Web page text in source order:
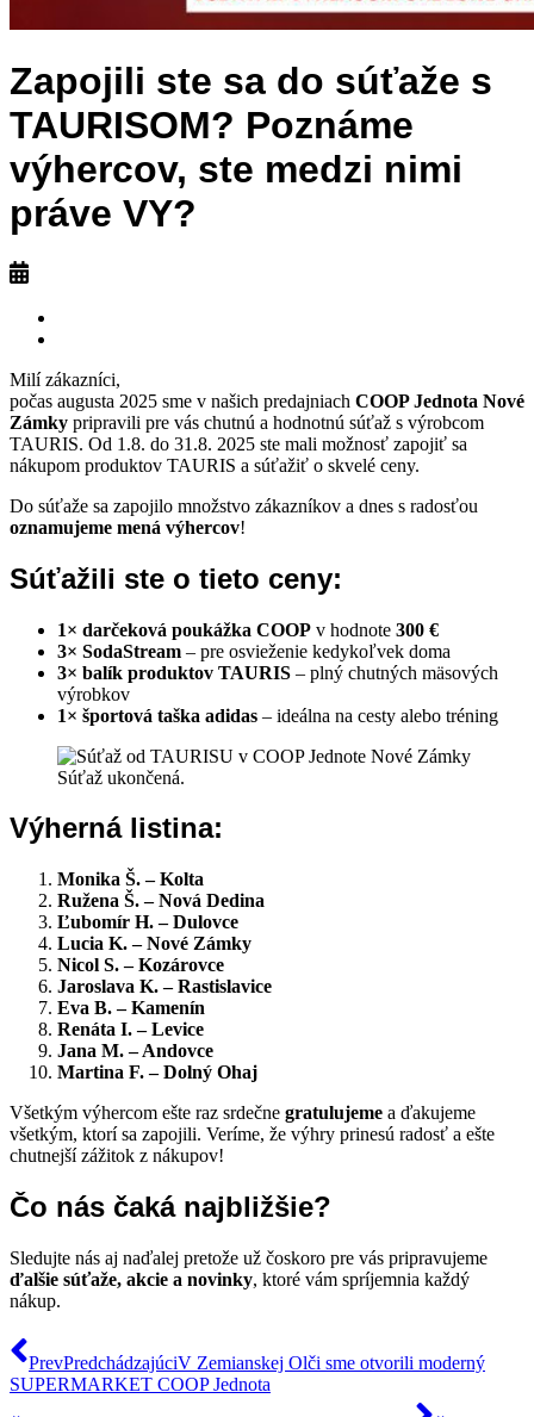
Zapojili ste sa do súťaže s
TAURISOM? Poznáme
výhercov, ste medzi nimi
práve VY?
Milí zákazníci,
počas augusta 2025 sme v našich predajniach COOP Jednota Nové
Zámky pripravili pre vás chutnú a hodnotnú súťaž s výrobcom
TAURIS. Od 1.8. do 31.8. 2025 ste mali možnosť zapojiť sa
nákupom produktov TAURIS a súťažiť o skvelé ceny.
Do súťaže sa zapojilo množstvo zákazníkov a dnes s radosťou
oznamujeme mená výhercov!
Súťažili ste o tieto ceny:
1× darčeková poukážka COOP v hodnote 300 €
3× SodaStream – pre osvieženie kedykoľvek doma
3× balík produktov TAURIS – plný chutných mäsových
výrobkov
1× športová taška adidas – ideálna na cesty alebo tréning
Výherná listina:
Monika Š. – Kolta
Ružena Š. – Nová Dedina
Ľubomír H. – Dulovce
Lucia K. – Nové Zámky
Nicol S. – Kozárovce
Jaroslava K. – Rastislavice
Eva B. – Kamenín
Renáta I. – Levice
Jana M. – Andovce
Martina F. – Dolný Ohaj
Všetkým výhercom ešte raz srdečne gratulujeme a ďakujeme
všetkým, ktorí sa zapojili. Veríme, že výhry prinesú radosť a ešte
chutnejší zážitok z nákupov!
Čo nás čaká najbližšie?
Sledujte nás aj naďalej pretože už čoskoro pre vás pripravujeme
ďalšie súťaže, akcie a novinky, ktoré vám spríjemnia každý
nákup.
PrevPredchádzajúciV Zemianskej Olči sme otvorili moderný
SUPERMARKET COOP Jednota